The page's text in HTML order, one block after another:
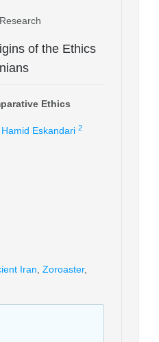
of the Ethics
Ethics
Hamid Eskandari 2
Iran Zoroaster,